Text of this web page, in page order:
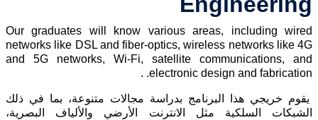
Our graduates will know various areas, including
networks like DSL and fiber-optics, wireless networks like
and 5G networks, Wi-Fi, satellite communications,
electronic design and fabrication.
خريجي هذا البرنامج بدراسة مجالات متنوعة، بما في ذلك
السلكية مثل الانترنت الأرضي والألياف البصرية،